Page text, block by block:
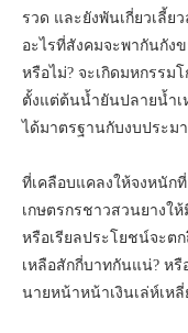
รวด และยังพันเกี่ยวเลี้
อะไรที่สังคมจะพากันกัง
หรือไม่? จะเกิดมหกรรม
ตั้งแต่ต้นน้ำยันปลายน้ำเ
ได้มาตรฐานกับงบประม
ที่เคลือบแคลงให้จงหนัก
เกษตรกรชาวสวนยางใ
หรือเรียลประโยชน์จะต
เหลือสักกี่บาทกันแน่? หรื
นายหน้าหน้าเงินเล่ห์เห